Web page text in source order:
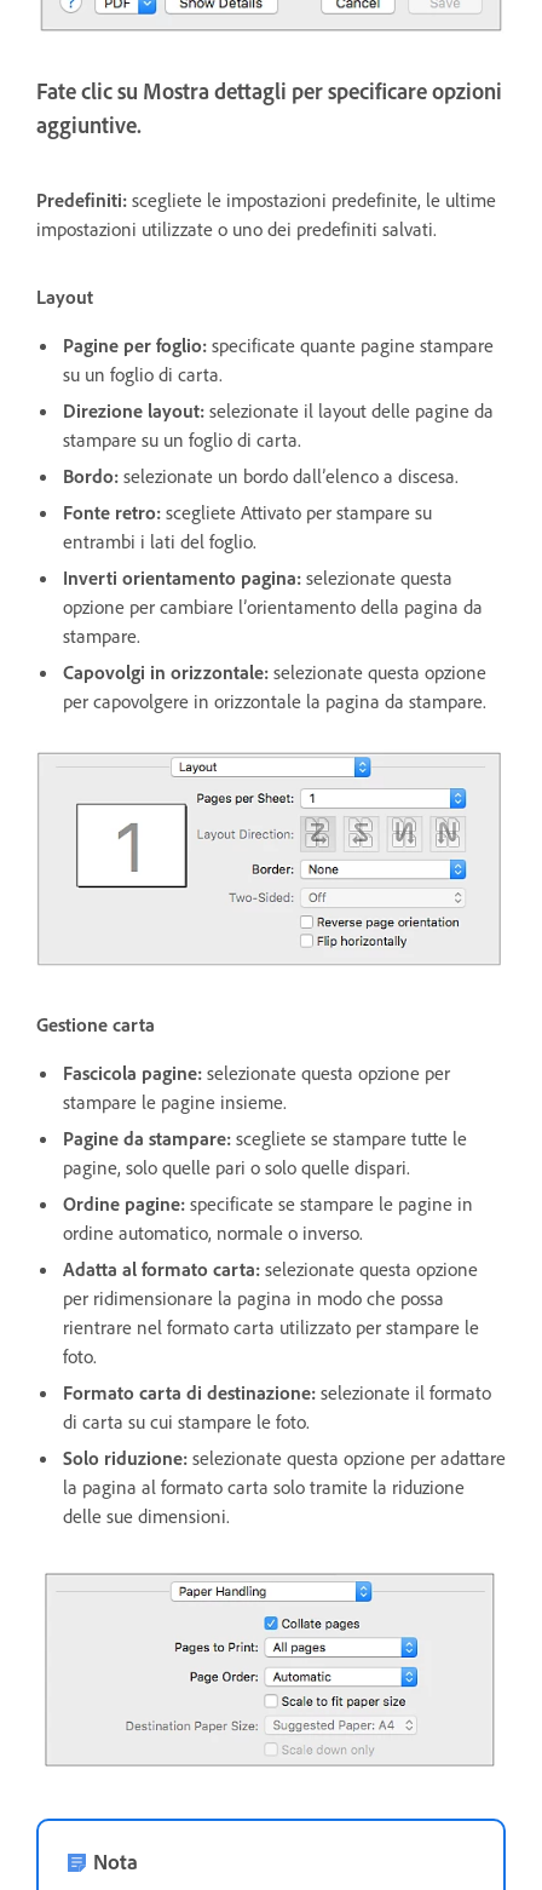
Fate clic su Mostra dettagli per specificare opzioni
aggiuntive.
Predefiniti: scegliete le impostazioni predefinite, le ultime
impostazioni utilizzate o uno dei predefiniti salvati.
Layout
Pagine per foglio: specificate quante pagine stampare
su un foglio di carta.
Direzione layout: selezionate il layout delle pagine da
stampare su un foglio di carta.
Bordo: selezionate un bordo dall’elenco a discesa.
Fonte retro: scegliete Attivato per stampare su
entrambi i lati del foglio.
Inverti orientamento pagina: selezionate questa
opzione per cambiare l’orientamento della pagina da
stampare.
Capovolgi in orizzontale: selezionate questa opzione
per capovolgere in orizzontale la pagina da stampare.
Gestione carta
Fascicola pagine: selezionate questa opzione per
stampare le pagine insieme.
Pagine da stampare: scegliete se stampare tutte le
pagine, solo quelle pari o solo quelle dispari.
Ordine pagine: specificate se stampare le pagine in
ordine automatico, normale o inverso.
Adatta al formato carta: selezionate questa opzione
per ridimensionare la pagina in modo che possa
rientrare nel formato carta utilizzato per stampare le
foto.
Formato carta di destinazione: selezionate il formato
di carta su cui stampare le foto.
Solo riduzione: selezionate questa opzione per adattare
la pagina al formato carta solo tramite la riduzione
delle sue dimensioni.
Nota